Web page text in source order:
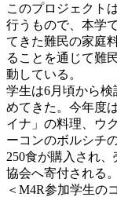
このプロジェクト
行うもので、本学
てきた難民の家庭
ることを通じて難
動している。
学生は6月頃から
めてきた。今年度
イナ」の料理、ウ
ーコンのボルシチ
250食が購入され
協会へ寄付される。
＜M4R参加学生の